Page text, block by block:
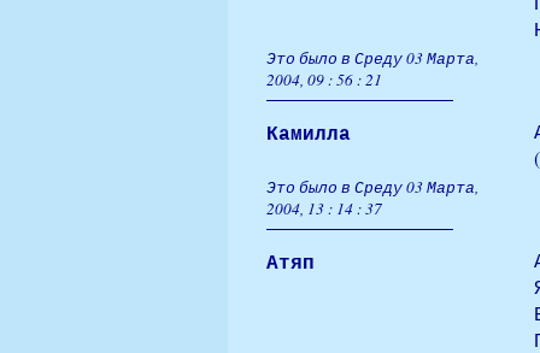
Это было в Среду 03 Марта,
2004, 09 : 56 : 21
Камилла
(
Это было в Среду 03 Марта,
2004, 13 : 14 : 37
Атяп